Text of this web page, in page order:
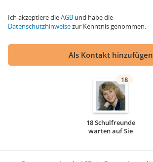
Ich akzeptiere dieAGB und habe die
Datenschutzhinweisezur Kenntnis genommen.
Als Kontakt hinzufügen
18
18 Schulfreunde
warten auf Sie